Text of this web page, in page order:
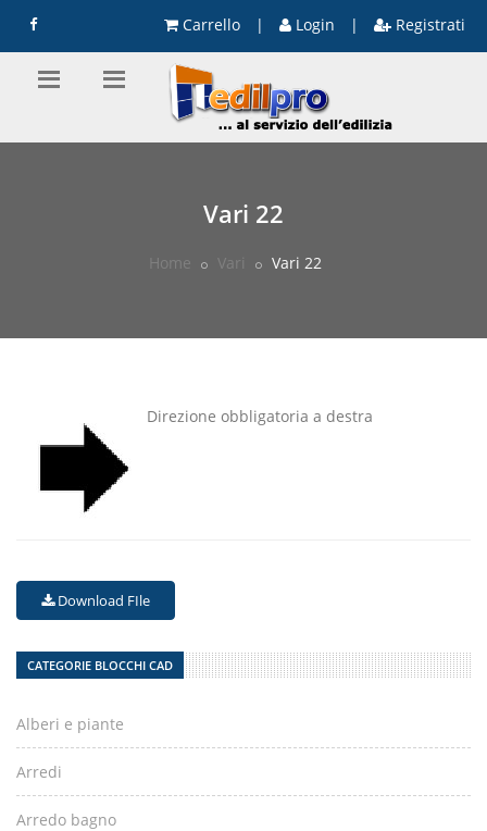
Carrello | Login | Registrati
Vari 22
Home Vari Vari 22
Direzione obbligatoria a destra
Download FIle
CATEGORIE BLOCCHI CAD
Alberi e piante
Arredi
Arredo bagno